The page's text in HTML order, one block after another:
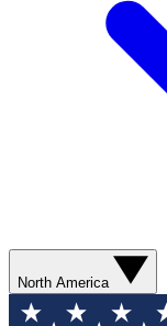
North America